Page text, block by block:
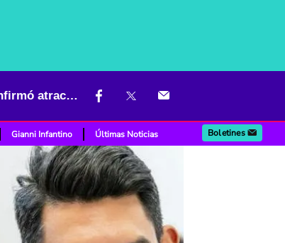
Les subirán el sueldo a miles de trabajadores en Colombia; Gobierno confirmó atractiva cifra
Gianni Infantino Últimas Noticias Boletines